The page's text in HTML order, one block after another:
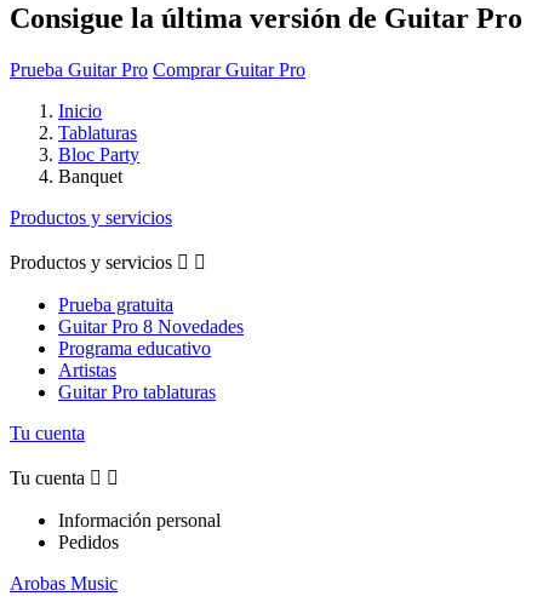
Consigue la última versión de Guitar Pro
Prueba Guitar Pro Comprar Guitar Pro
Inicio
Tablaturas
Bloc Party
Banquet
Productos y servicios
Productos y servicios  
Prueba gratuita
Guitar Pro 8 Novedades
Programa educativo
Artistas
Guitar Pro tablaturas
Tu cuenta
Tu cuenta  
Información personal
Pedidos
Arobas Music